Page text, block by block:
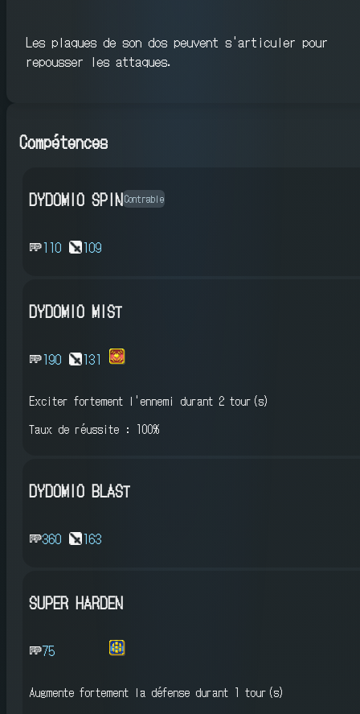
Les plaques de son dos peuvent s'articuler pour
repousser les attaques.
Compétences
DYDOMIO SPINContrable
110 109
DYDOMIO MIST
190 131
Exciter fortement l'ennemi durant 2 tour(s)
Taux de réussite : 100%
DYDOMIO BLAST
360 163
SUPER HARDEN
75
Augmente fortement la défense durant 1 tour(s)